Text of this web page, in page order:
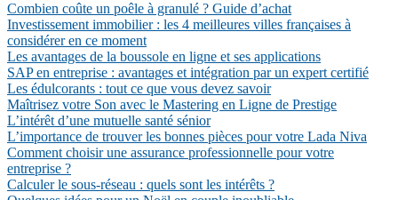
Combien coûte un poêle à granulé ? Guide d’achat
Investissement immobilier : les 4 meilleures villes françaises à
considérer en ce moment
Les avantages de la boussole en ligne et ses applications
SAP en entreprise : avantages et intégration par un expert certifié
Les édulcorants : tout ce que vous devez savoir
Maîtrisez votre Son avec le Mastering en Ligne de Prestige
L’intérêt d’une mutuelle santé sénior
L’importance de trouver les bonnes pièces pour votre Lada Niva
Comment choisir une assurance professionnelle pour votre
entreprise ?
Calculer le sous-réseau : quels sont les intérêts ?